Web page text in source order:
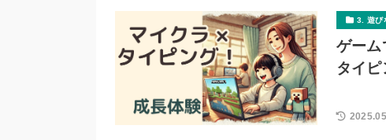
3. 遊び
ゲーム
タイ